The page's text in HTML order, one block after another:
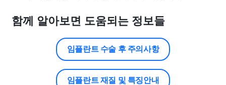
함께 알아보면 도움되는 정보들
임플란트 수술 후 주의사항
임플란트 재질 및 특징안내